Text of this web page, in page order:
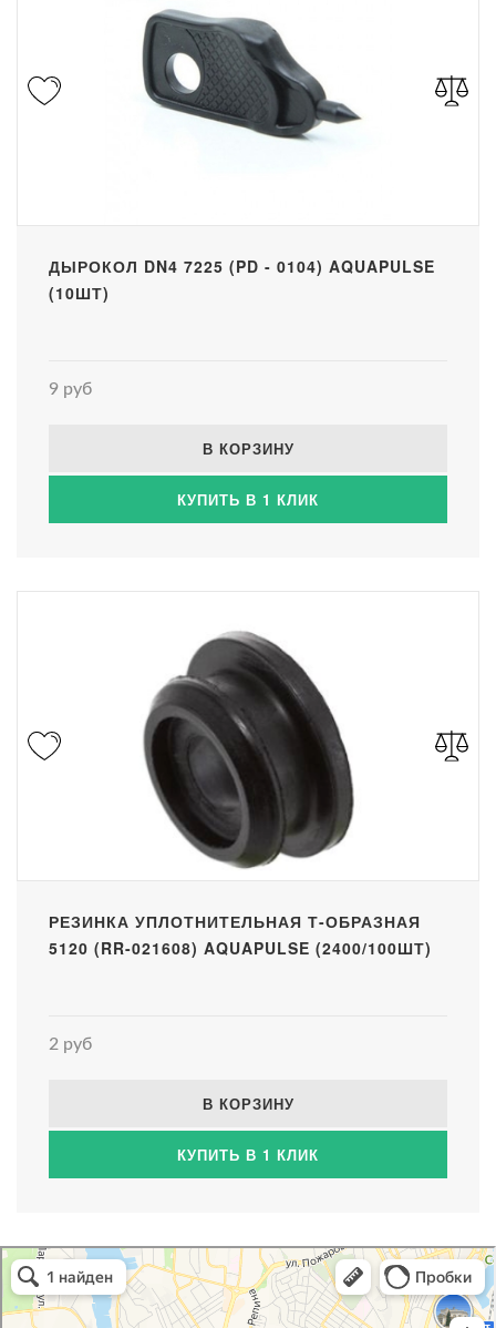
ДЫРОКОЛ DN4 7225 (PD - 0104) AQUAPULSE
(10ШТ)
9 руб
В КОРЗИНУ
КУПИТЬ В 1 КЛИК
РЕЗИНКА УПЛОТНИТЕЛЬНАЯ Т-ОБРАЗНАЯ
5120 (RR-021608) AQUAPULSE (2400/100ШТ)
2 руб
В КОРЗИНУ
КУПИТЬ В 1 КЛИК
Атриум-Крым
Системы водоснабжения, отопления, канализации в Севастополе
Снабжение строительных объектов в Севастополе